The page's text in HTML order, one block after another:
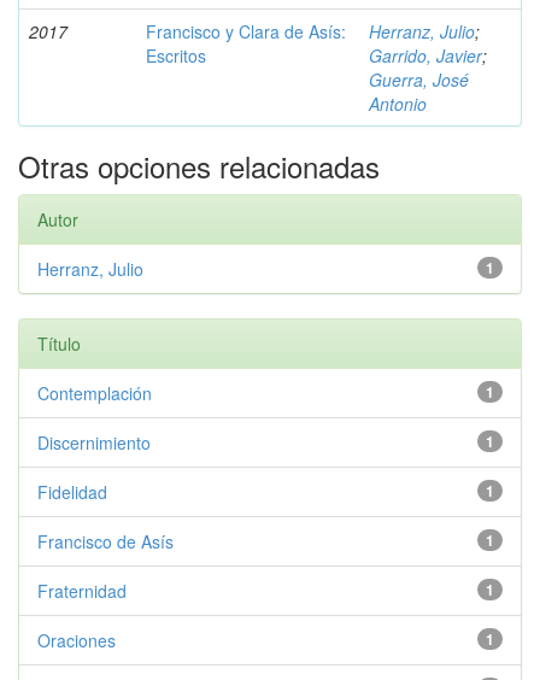
2017
Francisco y Clara de Asís:
Escritos
Herranz, Julio;
Garrido, Javier;
Guerra, José
Antonio
Otras opciones relacionadas
Autor
1
Herranz, Julio
Título
1
Contemplación
1
Discernimiento
1
Fidelidad
1
Francisco de Asís
1
Fraternidad
1
Oraciones